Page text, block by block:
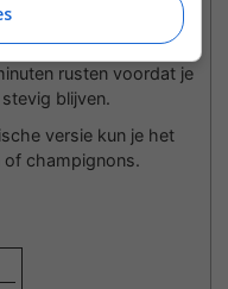
toe aan de
rusten voordat je
blijven.
versie kun je het
of champignons.